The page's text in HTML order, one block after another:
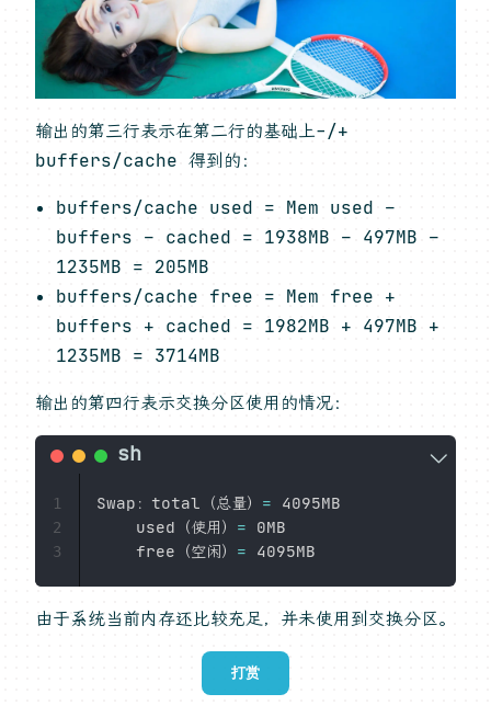
输出的第三行表示在第二行的基础上-/+
buffers/cache 得到的：
buffers/cache used = Mem used –
buffers – cached = 1938MB – 497MB –
1235MB = 205MB
buffers/cache free = Mem free +
buffers + cached = 1982MB + 497MB +
1235MB = 3714MB
输出的第四行表示交换分区使用的情况：
Swap：total（总量） = 4095MB
    used（使用）
= 0MB
    free（空闲）
=
1
2
3
由于系统当前内存还比较充足，并未使用到交换分区。
打赏